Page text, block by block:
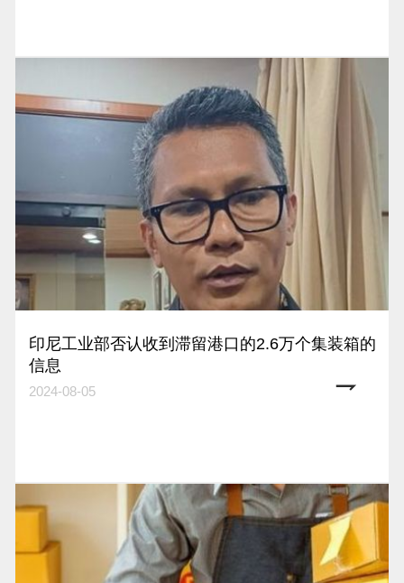
印尼工业部否认收到滞留港口的2.6万个集装箱的
信息
2024-08-05